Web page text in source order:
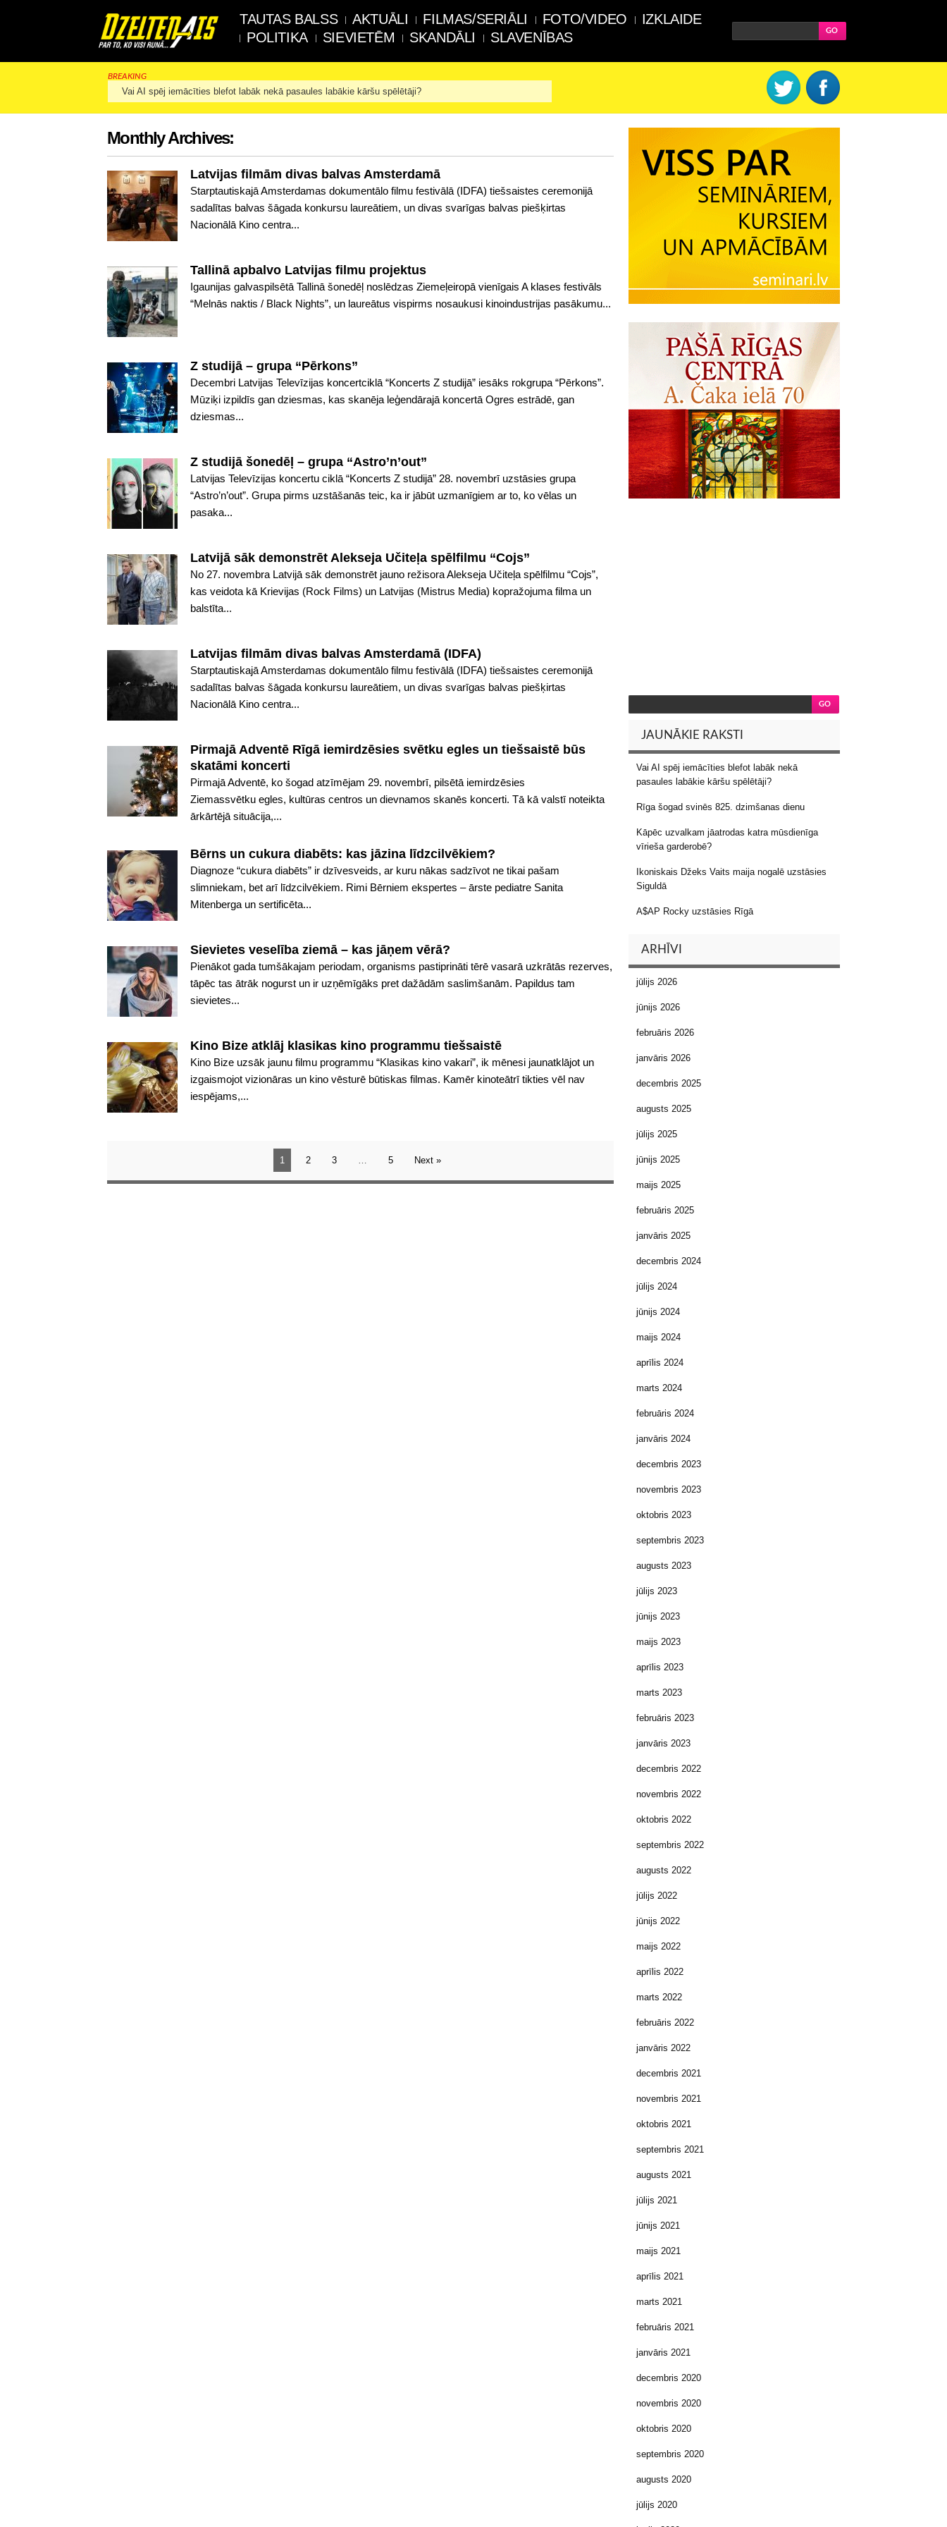
TAUTAS BALSS AKTUĀLI FILMAS/SERIĀLI FOTO/VIDEO
IZKLAIDE
POLITIKA
SIEVIETĒM SKANDĀLI SLAVENĪBAS
BREAKING
Vai AI spēj iemācīties blefot labāk nekā pasaules labākie kāršu spēlētāji?
Monthly Archives:
Latvijas filmām divas balvas Amsterdamā
Starptautiskajā Amsterdamas dokumentālo filmu festivālā (IDFA) tiešsaistes ceremonijā
sadalītas balvas šāgada konkursu laureātiem, un divas svarīgas balvas piešķirtas
Nacionālā Kino centra...
Tallinā apbalvo Latvijas filmu projektus
Igaunijas galvaspilsētā Tallinā šonedēļ noslēdzas Ziemeļeiropā vienīgais A klases festivāls
“Melnās naktis / Black Nights”, un laureātus vispirms nosaukusi kinoindustrijas pasākumu...
Z studijā – grupa “Pērkons”
Decembri Latvijas Televīzijas koncertciklā “Koncerts Z studijā” iesāks rokgrupa “Pērkons”.
Mūziķi izpildīs gan dziesmas, kas skanēja leģendārajā koncertā Ogres estrādē, gan
dziesmas...
Z studijā šonedēļ – grupa “Astro’n’out”
Latvijas Televīzijas koncertu ciklā “Koncerts Z studijā” 28. novembrī uzstāsies grupa
“Astro’n’out”. Grupa pirms uzstāšanās teic, ka ir jābūt uzmanīgiem ar to, ko vēlas un
pasaka...
Latvijā sāk demonstrēt Alekseja Učiteļa spēlfilmu “Cojs”
No 27. novembra Latvijā sāk demonstrēt jauno režisora Alekseja Učiteļa spēlfilmu “Cojs”,
kas veidota kā Krievijas (Rock Films) un Latvijas (Mistrus Media) kopražojuma filma un
balstīta...
Latvijas filmām divas balvas Amsterdamā (IDFA)
Starptautiskajā Amsterdamas dokumentālo filmu festivālā (IDFA) tiešsaistes ceremonijā
sadalītas balvas šāgada konkursu laureātiem, un divas svarīgas balvas piešķirtas
Nacionālā Kino centra...
Pirmajā Adventē Rīgā iemirdzēsies svētku egles un tiešsaistē būs
skatāmi koncerti
Pirmajā Adventē, ko šogad atzīmējam 29. novembrī, pilsētā iemirdzēsies
Ziemassvētku egles, kultūras centros un dievnamos skanēs koncerti. Tā kā valstī noteikta
ārkārtējā situācija,...
Bērns un cukura diabēts: kas jāzina līdzcilvēkiem?
Diagnoze “cukura diabēts” ir dzīvesveids, ar kuru nākas sadzīvot ne tikai pašam
slimniekam, bet arī līdzcilvēkiem. Rimi Bērniem ekspertes – ārste pediatre Sanita
Mitenberga un sertificēta...
Sievietes veselība ziemā – kas jāņem vērā?
Pienākot gada tumšākajam periodam, organisms pastiprināti tērē vasarā uzkrātās rezerves,
tāpēc tas ātrāk nogurst un ir uzņēmīgāks pret dažādām saslimšanām. Papildus tam
sievietes...
Kino Bize atklāj klasikas kino programmu tiešsaistē
Kino Bize uzsāk jaunu filmu programmu “Klasikas kino vakari”, ik mēnesi jaunatklājot un
izgaismojot vizionāras un kino vēsturē būtiskas filmas. Kamēr kinoteātrī tikties vēl nav
iespējams,...
1 2 3 … 5 Next »
JAUNĀKIE RAKSTI
Vai AI spēj iemācīties blefot labāk nekā
pasaules labākie kāršu spēlētāji?
Rīga šogad svinēs 825. dzimšanas dienu
Kāpēc uzvalkam jāatrodas katra mūsdienīga
vīrieša garderobē?
Ikoniskais Džeks Vaits maija nogalē uzstāsies
Siguldā
A$AP Rocky uzstāsies Rīgā
ARHĪVI
jūlijs 2026
jūnijs 2026
februāris 2026
janvāris 2026
decembris 2025
augusts 2025
jūlijs 2025
jūnijs 2025
maijs 2025
februāris 2025
janvāris 2025
decembris 2024
jūlijs 2024
jūnijs 2024
maijs 2024
aprīlis 2024
marts 2024
februāris 2024
janvāris 2024
decembris 2023
novembris 2023
oktobris 2023
septembris 2023
augusts 2023
jūlijs 2023
jūnijs 2023
maijs 2023
aprīlis 2023
marts 2023
februāris 2023
janvāris 2023
decembris 2022
novembris 2022
oktobris 2022
septembris 2022
augusts 2022
jūlijs 2022
jūnijs 2022
maijs 2022
aprīlis 2022
marts 2022
februāris 2022
janvāris 2022
decembris 2021
novembris 2021
oktobris 2021
septembris 2021
augusts 2021
jūlijs 2021
jūnijs 2021
maijs 2021
aprīlis 2021
marts 2021
februāris 2021
janvāris 2021
decembris 2020
novembris 2020
oktobris 2020
septembris 2020
augusts 2020
jūlijs 2020